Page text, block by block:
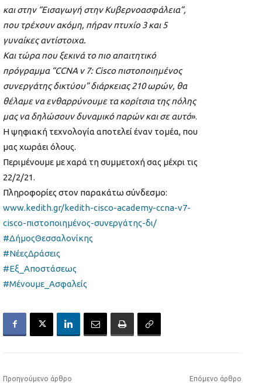
και στην “Εισαγωγή στην Κυβερνοασφάλεια”,
που τρέχουν ακόμη, πήραν πτυχίο 3 και 5
γυναίκες αντίστοιχα.
Και τώρα που ξεκινά το πιο απαιτητικό
πρόγραμμα “CCNA v 7: Cisco πιστοποιημένος
συνεργάτης δικτύου” διάρκειας 210 ωρών, θα
θέλαμε να ενθαρρύνουμε τα κορίτσια της πόλης
μας να δηλώσουν δυναμικό παρών και σε αυτό».
H ψηφιακή τεχνολογία αποτελεί έναν τομέα, που
μας χωράει όλους.
Περιμένουμε με χαρά τη συμμετοχή σας μέχρι τις
22/2/21.
Πληροφορίες στον παρακάτω σύνδεσμο:
www.kedith.gr/kedith-cisco-academy-ccna-v7-
cisco-πιστοποιημένος-συνεργάτης-δι/
#ΔήμοςΘεσσαλονίκης
#ΝέεςΔράσεις
#Εξ_Αποστάσεως
#Μένουμε_Ασφαλείς
Προηγούμενο άρθρο Επόμενο άρθρο